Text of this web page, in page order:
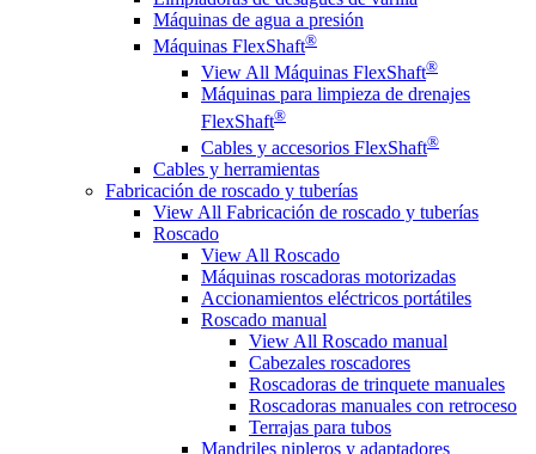
Máquinas de agua a presión
Máquinas FlexShaft®
View All Máquinas FlexShaft®
Máquinas para limpieza de drenajes
FlexShaft®
Cables y accesorios FlexShaft®
Cables y herramientas
Fabricación de roscado y tuberías
View All Fabricación de roscado y tuberías
Roscado
View All Roscado
Máquinas roscadoras motorizadas
Accionamientos eléctricos portátiles
Roscado manual
View All Roscado manual
Cabezales roscadores
Roscadoras de trinquete manuales
Roscadoras manuales con retroceso
Terrajas para tubos
Mandriles nipleros y adaptadores